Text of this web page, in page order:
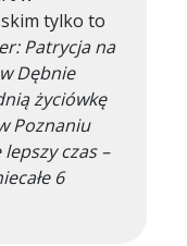
tylko to
Patrycja na
Dębnie
życiówkę
Poznaniu
lepszy czas –
6